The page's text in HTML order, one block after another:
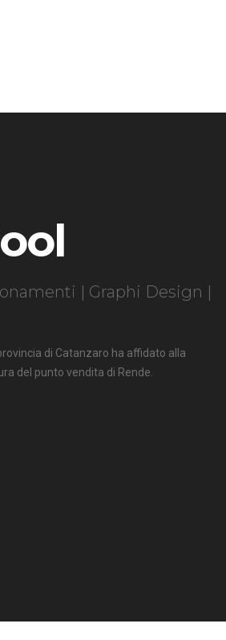
| Graphi Design |
di Catanzaro ha affidato alla
del punto vendita di Rende.